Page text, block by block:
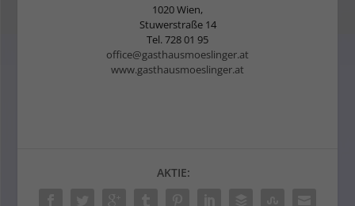
1020 Wien,
Stuwerstraße 14
Tel. 728 01 95
office@gasthausmoeslinger.at
www.gasthausmoeslinger.at
AKTIE: